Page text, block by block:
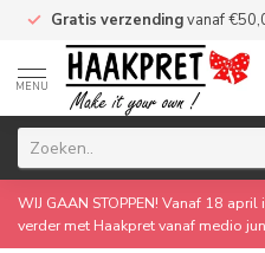
Gratis verzendingvanaf
MENU
WIJ GAAN STOPPEN! Vanaf 18
verder met Haakpret vanaf medio